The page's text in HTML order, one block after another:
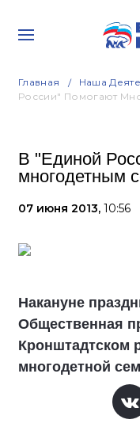
Главная Наша
России" Помогают
В "Единой
многодетным
07 июня 2013, 10:56
Накануне
Общественная
Кронштадтском
многодетной